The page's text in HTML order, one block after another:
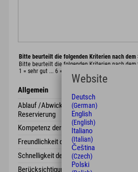
Bitte beurteilt die folgenden Kriterien nach dem
Bitte beurteilt die folgenden Kriterien nach dem
1 = sehr gut ... 6 = ungenügend
Allgemein
Ablauf /Abwicklung der
Reservierung
Kompetenz der Mitarbeiter
Freundlichkeit der Mitarbeiter
Schnelligkeit der Mitarbeiter
Berücksichtigung spezieller
Website
Deutsch
(German)
English
(English)
Italiano
(Italian)
Čeština
(Czech)
Polski